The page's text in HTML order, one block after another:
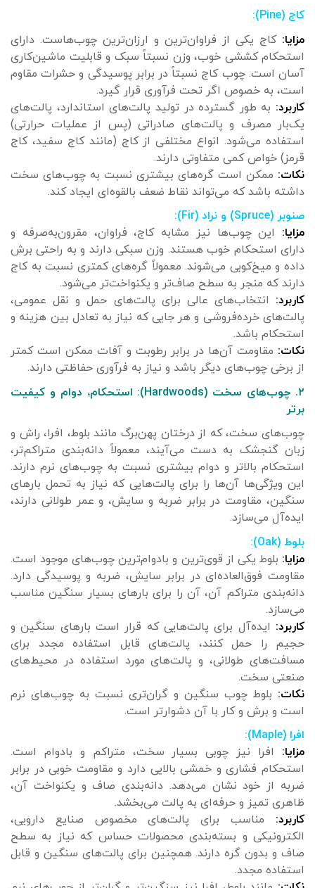
کاج (Pine):
مزایا: کاج یکی از فراوان‌ترین و ارزان‌ترین چوب‌هاست. دارای
استحکام کششی خوب، وزن نسبتاً سبک و قابلیت ماشین‌کاری
آسان است. چوب کاج نسبتاً در برابر پوسیدگی و حشرات مقاوم
است، به خصوص اگر تحت فرآوری قرار گیرد.
کاربرد: به طور گسترده در تولید پالت‌های استاندارد، پالت‌های
یک‌بار مصرف و پالت‌های صادراتی (پس از عملیات حرارتی)
استفاده می‌شود. انواع مختلفی از کاج (مانند کاج سفید، کاج
قرمز) خواص کمی متفاوتی دارند.
نکات: ممکن است گره‌های بیشتری نسبت به چوب‌های سخت
داشته باشد که می‌تواند نقاط ضعف بالقوه‌ای ایجاد کند.
صنوبر (Spruce) و نراد (Fir):
مزایا: این چوب‌ها نیز مشابه کاج، فراوان، مقرون‌به‌صرفه و
دارای استحکام خوب هستند. وزن سبکی دارند و به راحتی برش
داده و میخ‌کوبی می‌شوند. معمولاً گره‌های کمتری نسبت به کاج
دارند که منجر به سطح صاف‌تر و یکنواخت‌تر می‌شود.
کاربرد: انتخاب‌های عالی برای پالت‌های حمل و نقل عمومی،
پالت‌های خرده‌فروشی و هر جایی که نیاز به تعادل بین هزینه و
استحکام باشد.
نکات: مقاومت آن‌ها در برابر رطوبت و آفات ممکن است کمتر
از برخی چوب‌های دیگر باشد و نیاز به فرآوری حفاظتی دارند.
۲. چوب‌های سخت (Hardwoods): استحکام، دوام و کیفیت
برتر
چوب‌های سخت، که از درختان پهن‌برگ مانند بلوط، افرا، راش و
زبان گنجشک به دست می‌آیند، معمولاً دانه‌بندی متراکم‌تر،
استحکام بالاتر و دوام بیشتری نسبت به چوب‌های نرم دارند.
این ویژگی‌ها آن‌ها را برای پالت‌هایی که نیاز به تحمل بارهای
سنگین، مقاومت در برابر ضربه و سایش، و عمر طولانی دارند،
ایده‌آل می‌سازد.
بلوط (Oak):
مزایا: بلوط یکی از قوی‌ترین و بادوام‌ترین چوب‌های موجود است.
مقاومت فوق‌العاده‌ای در برابر سایش، ضربه و پوسیدگی دارد.
دانه‌بندی متراکم آن، آن را برای بارهای بسیار سنگین مناسب
می‌سازد.
کاربرد: ایده‌آل برای پالت‌هایی که قرار است بارهای سنگین و
حجیم را حمل کنند، پالت‌های قابل استفاده مجدد برای
مسافت‌های طولانی، و پالت‌های مورد استفاده در محیط‌های
صنعتی سخت.
نکات: بلوط چوب سنگین و گران‌تری نسبت به چوب‌های نرم
است و برش و کار با آن دشوارتر است.
افرا (Maple):
مزایا: افرا نیز چوبی بسیار سخت، متراکم و بادوام است.
استحکام فشاری و خمشی بالایی دارد و مقاومت خوبی در برابر
ضربه از خود نشان می‌دهد. دانه‌بندی صاف و یکنواخت آن،
ظاهری تمیز و حرفه‌ای به پالت می‌بخشد.
کاربرد: مناسب برای پالت‌های مخصوص صنایع دارویی،
الکترونیکی و بسته‌بندی محصولات حساس که نیاز به سطح
صاف و بدون گره دارند. همچنین برای پالت‌های سنگین و قابل
استفاده مجدد.